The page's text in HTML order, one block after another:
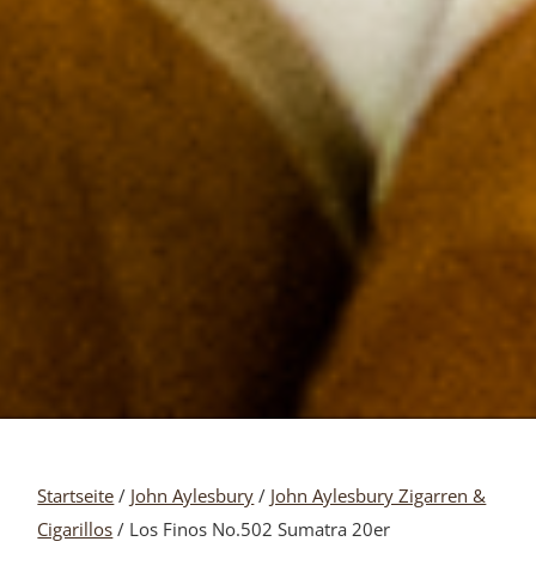
Startseite / John Aylesbury / John Aylesbury Zigarren &
Cigarillos / Los Finos No.502 Sumatra 20er